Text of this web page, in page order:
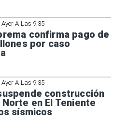
Ayer A Las 9:35
confirma pago de
por caso
Ayer A Las 9:35
construcción
en El Teniente
sísmicos